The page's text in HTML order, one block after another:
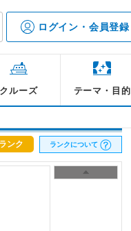
ログイン・会員登録
クルーズ テーマ・目的
ンク ランクについて